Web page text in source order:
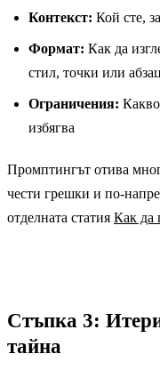
Контекст: Кой сте,
Формат: Как да
стил, точки или
Ограничения:
избягва
Промптингът отива
чести грешки и по-
отделната статия Как да
Стъпка 3:
тайна